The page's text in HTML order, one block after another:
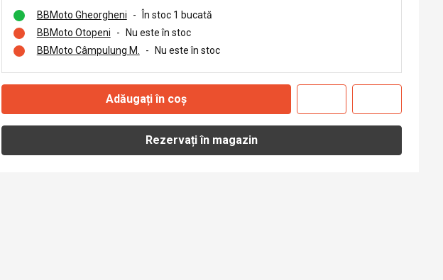
BBMoto Gheorgheni
-
În stoc 1 bucată
BBMoto Otopeni
-
Nu este în stoc
BBMoto Câmpulung M.
- Nu este în stoc
Adăugați în coș
Rezervați în magazin